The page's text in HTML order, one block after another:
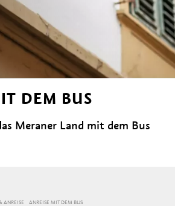
DEM BUS
Meraner Land mit dem Bus
ANREISE ANREISE MIT DEM BUS